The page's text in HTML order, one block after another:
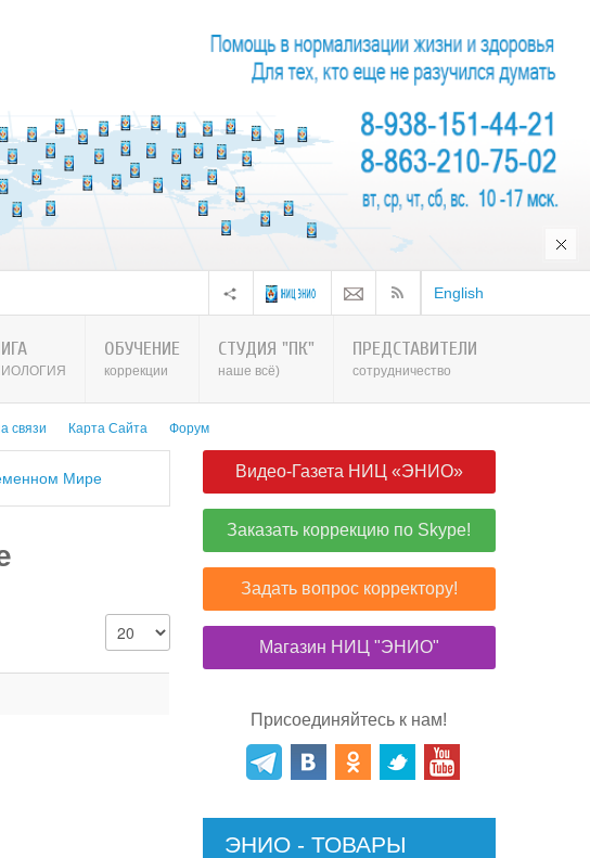
с 14 по 20 августа 2026 г. Тел: 8-938-151-44-21 English
ОБУЧЕНИЕ
коррекции
СТУДИЯ "ПК"
наше всё)
ПРЕДСТАВИТЕЛИ
сотрудничество
связи Карта Сайта Форум
Мире Видео-Газета НИЦ «ЭНИО»
Заказать коррекцию по Skype!
Задать вопрос корректору!
Магазин НИЦ "ЭНИО"
Присоединяйтесь к нам!
ЭНИО - ТОВАРЫ